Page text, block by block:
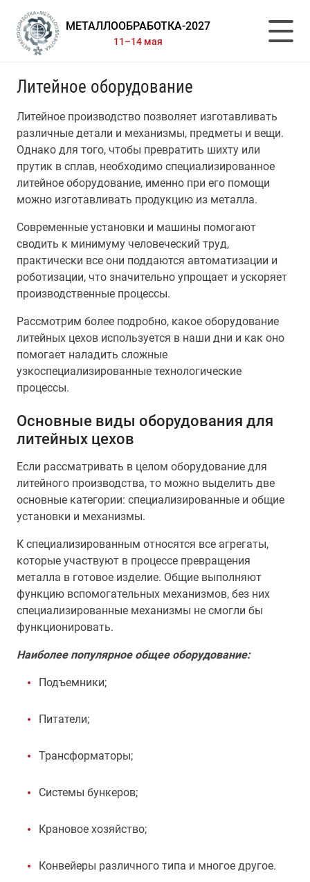
МЕТАЛЛООБРАБОТКА-2027
11–14 мая
Литейное оборудование
Литейное производство позволяет изготавливать
различные детали и механизмы, предметы и вещи.
Однако для того, чтобы превратить шихту или
прутик в сплав, необходимо специализированное
литейное оборудование, именно при его помощи
можно изготавливать продукцию из металла.
Современные установки и машины помогают
сводить к минимуму человеческий труд,
практически все они поддаются автоматизации и
роботизации, что значительно упрощает и ускоряет
производственные процессы.
Рассмотрим более подробно, какое оборудование
литейных цехов используется в наши дни и как оно
помогает наладить сложные
узкоспециализированные технологические
процессы.
Основные виды оборудования для
литейных цехов
Если рассматривать в целом оборудование для
литейного производства, то можно выделить две
основные категории: специализированные и общие
установки и механизмы.
К специализированным относятся все агрегаты,
которые участвуют в процессе превращения
металла в готовое изделие. Общие выполняют
функцию вспомогательных механизмов, без них
специализированные механизмы не смогли бы
функционировать.
Наиболее популярное общее оборудование:
Подъемники;
Питатели;
Трансформаторы;
Системы бункеров;
Крановое хозяйство;
Конвейеры различного типа и многое другое.